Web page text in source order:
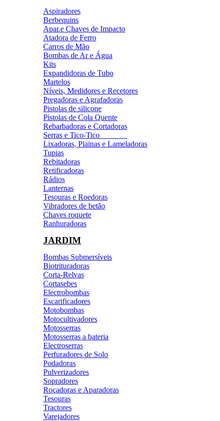
Aspiradores
Berbequins
Apar.e Chaves de Impacto
Atadora de Ferro
Carros de Mão
Bombas de Ar e Água
Kits
Expandidoras de Tubo
Martelos
Níveis, Medidores e Recetores
Pregadoras e Agrafadoras
Pistolas de silicone
Pistolas de Cola Quente
Rebarbadoras e Cortadoras
Serras e Tico-Tico
Lixadoras, Plainas e Lameladoras
Tupias
Rebitadoras
Retificadoras
Rádios
Lanternas
Tesouras e Roedoras
Vibradores de betão
Chaves roquete
Ranhuradoras
JARDIM
Bombas Submersíveis
Biotrituradoras
Corta-Relvas
Cortasebes
Electrobombas
Escarificadores
Motobombas
Motocultivadores
Motosserras
Motosserras a bateria
Electroserras
Perfuradores de Solo
Podadoras
Pulverizadores
Sopradores
Roçadoras e Aparadoras
Tesouras
Tractores
Varejadores